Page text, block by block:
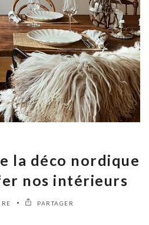
la déco nordique
nos intérieurs
PARTAGER